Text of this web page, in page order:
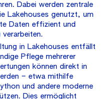
Dabei werden zentrale
Lakehouses genutzt, um
Daten effizient und
verarbeiten.
in Lakehouses entfällt
Pflege mehrerer
können direkt in
– etwa mithilfe
und andere moderne
Dies ermöglicht